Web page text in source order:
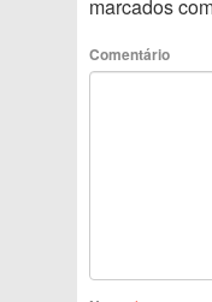
marcados
Comentário